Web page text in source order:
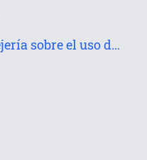
Aclaraciones de la Consejería sobre el uso de la mascarilla